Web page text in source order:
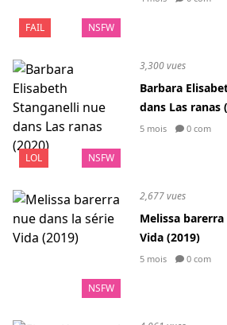
FAIL NSFW
LOL NSFW
3,300 vues
Barbara
dans Las ranas
5 mois 0 com
NSFW
2,677 vues
Melissa
Vida (2019)
5 mois 0 com